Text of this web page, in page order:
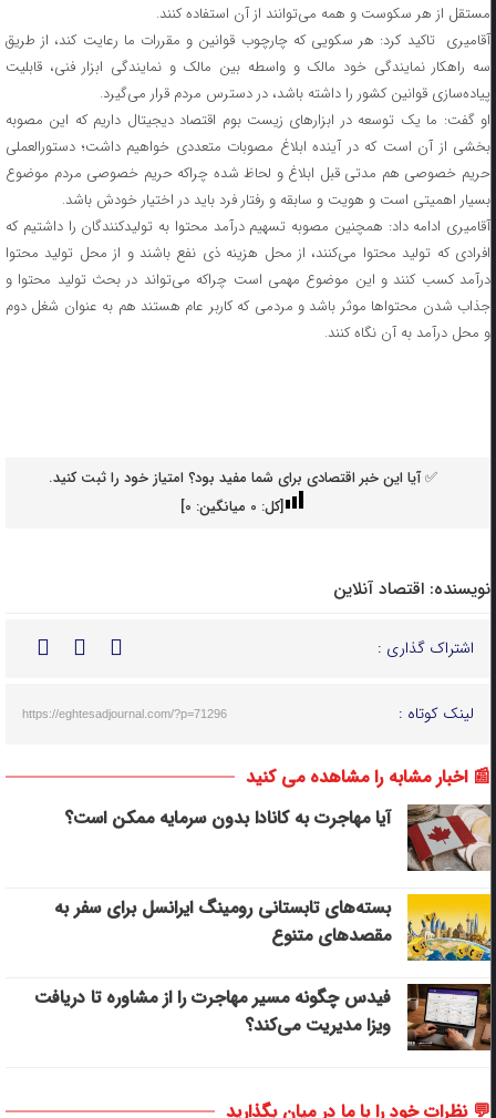
مستقل از هر سکوست و همه می‌توانند از آن استفاده کنند.
آقامیری تاکید کرد: هر سکویی که چارچوب قوانین و مقررات ما رعایت کند، از طریق
سه راهکار نمایندگی خود مالک و واسطه بین مالک و نمایندگی ابزار فنی، قابلیت
پیاده‌سازی قوانین کشور را داشته باشد، در دسترس مردم قرار می‌گیرد.
او گفت: ما یک توسعه در ابزارهای زیست بوم اقتصاد دیجیتال داریم که این مصوبه
بخشی از آن است که در آینده ابلاغ مصوبات متعددی خواهیم داشت؛ دستورالعملی
حریم خصوصی هم مدتی قبل ابلاغ و لحاظ شده چراکه حریم خصوصی مردم موضوع
بسیار اهمیتی است و هویت و سابقه و رفتار فرد باید در اختیار خودش باشد.
آقامیری ادامه داد: همچنین مصوبه تسهیم درآمد محتوا به تولیدکنندگان را داشتیم که
افرادی که تولید محتوا می‌کنند، از محل هزینه ذی نفع باشند و از محل تولید محتوا
درآمد کسب کنند و این موضوع مهمی است چراکه می‌تواند در بحث تولید محتوا و
جذاب شدن محتواها موثر باشد و مردمی که کاربر عام هستند هم به عنوان شغل دوم
و محل درآمد به آن نگاه کنند.
✅ آیا این خبر اقتصادی برای شما مفید بود؟ امتیاز خود را ثبت کنید.
[کل: 0میانگین: 0
]
نویسنده: اقتصاد آنلاین
اشتراک گذاری :
لینک کوتاه : https://eghtesadjournal.com/?p=71296
📰 اخبار مشابه را مشاهده می کنید
آیا مهاجرت به کانادا بدون سرمایه ممکن است؟
بسته‌های تابستانی رومینگ ایرانسل برای سفر به
مقصدهای متنوع
فیدس چگونه مسیر مهاجرت را از مشاوره تا دریافت
ویزا مدیریت می‌کند؟
💬 نظرات خود را با ما در میان بگذارید